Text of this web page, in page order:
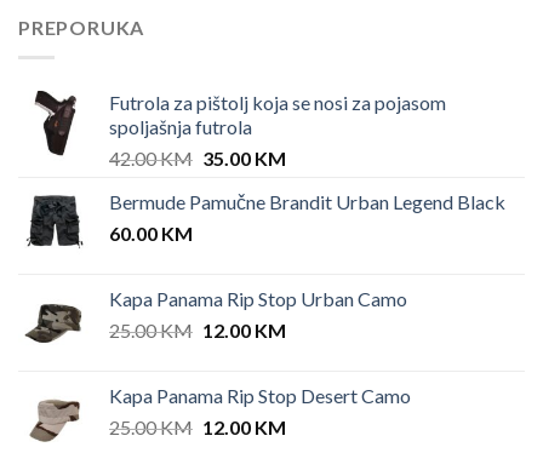
PREPORUKA
Futrola za pištolj koja se nosi za pojasom
spoljašnja futrola
42.00KM Original
was:
35.00 KMCurrent
is:
Bermude Pamučne Brandit Urban Legend Black
60.00 KM
Kapa Panama Rip Stop Urban Camo
25.00KM Original
25.00 KM.
12.00 KMCurrent
12.00 KM.
Kapa Panama Rip Stop Desert Camo
25.00KM Original
12.00 KMCurrent